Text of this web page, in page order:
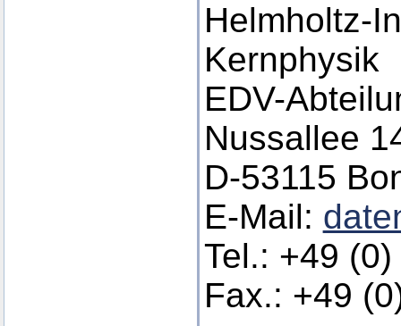
Helmholtz-
Kernphysik
EDV-
Nussallee
D-53115
E-Mail:
Tel.: +49
Fax.: +49